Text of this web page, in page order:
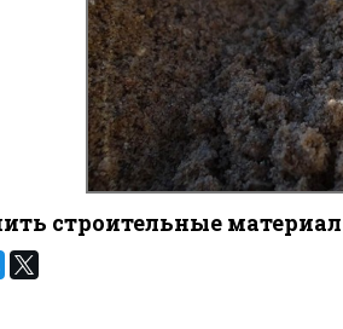
строительные